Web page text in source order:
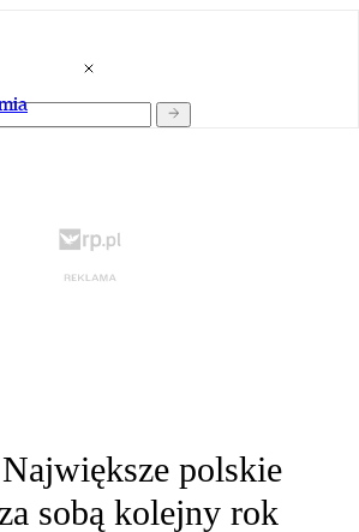
polskie
sobą kolejny rok